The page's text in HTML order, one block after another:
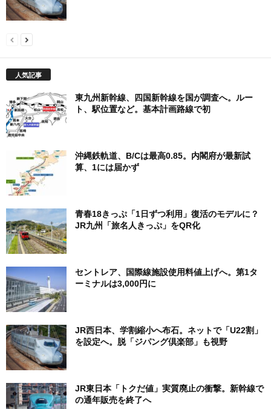
人気記事
東九州新幹線、四国新幹線を国が調査へ。ルー
ト、駅位置など。基本計画路線で初
沖縄鉄軌道、B/Cは最高0.85。内閣府が最新試
算、1には届かず
青春18きっぷ「1日ずつ利用」復活のモデルに？
JR九州「旅名人きっぷ」をQR化
セントレア、国際線施設使用料値上げへ。第1タ
ーミナルは3,000円に
JR西日本、学割縮小へ布石。ネットで「U22割」
を設定へ。脱「ジパング倶楽部」も視野
JR東日本「トクだ値」実質廃止の衝撃。新幹線で
の通年販売を終了へ